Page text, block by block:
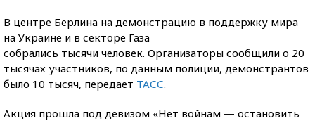
В центре Берлина на демонстрацию в поддержку мира
на Украине и в секторе Газа
собрались тысячи человек. Организаторы сообщили о 20
тысячах участников, по данным полиции, демонстрантов
было 10 тысяч, передает ТАСС.
Акция прошла под девизом «Нет войнам — остановить